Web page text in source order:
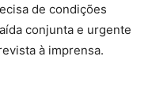
de condições
conjunta e urgente
à imprensa.